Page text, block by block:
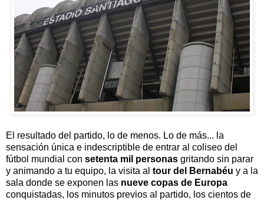
El resultado del partido, lo de menos. Lo de más... la
sensación única e indescriptible de entrar al coliseo del
fútbol mundial con setenta mil personas gritando sin parar
y animando a tu equipo, la visita al tour del Bernabéu y a la
sala donde se exponen las nueve copas de Europa
conquistadas, los minutos previos al partido, los cientos de